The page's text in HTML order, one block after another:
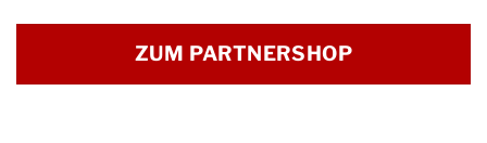
ZUM PARTNERSHOP